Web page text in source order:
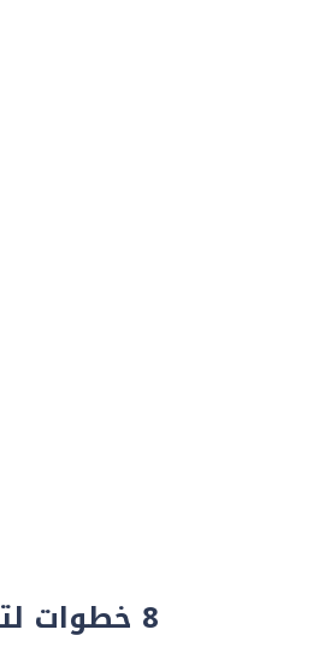
8 خطوات لتقييم جودة البناء